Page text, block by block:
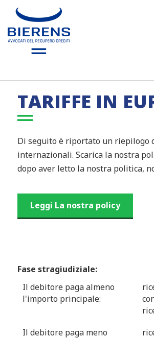
TARIFFE IN
Di seguito è riportato un riepilogo
internazionali. Scarica la nostra
dopo aver letto la nostra politica,
Leggi La nostra policy
Fase stragiudiziale:
Il debitore paga almeno
l'importo principale:
Il debitore paga meno